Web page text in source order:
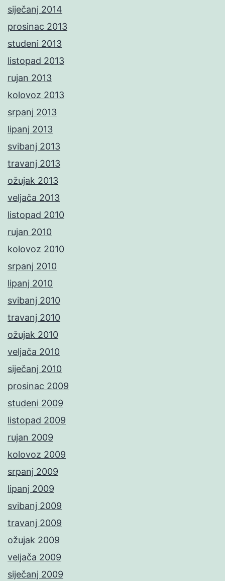
siječanj 2014
prosinac 2013
studeni 2013
listopad 2013
rujan 2013
kolovoz 2013
srpanj 2013
lipanj 2013
svibanj 2013
travanj 2013
ožujak 2013
veljača 2013
listopad 2010
rujan 2010
kolovoz 2010
srpanj 2010
lipanj 2010
svibanj 2010
travanj 2010
ožujak 2010
veljača 2010
siječanj 2010
prosinac 2009
studeni 2009
listopad 2009
rujan 2009
kolovoz 2009
srpanj 2009
lipanj 2009
svibanj 2009
travanj 2009
ožujak 2009
veljača 2009
siječanj 2009